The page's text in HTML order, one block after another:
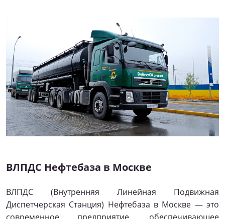
ВЛПДС Нефтебаза в Москве
ВЛПДС (Внутренняя Линейная Подвижная
Диспетчерская Станция) Нефтебаза в Москве — это